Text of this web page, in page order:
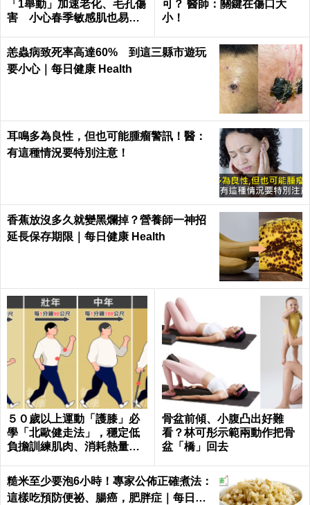
「1舉動」加速老化、毛孔傷
害 小心春季敏感肌也易失
可？ 醫師：關鍵在傷口大
小！
恙蟲病致死率高達60% 到這三縣市遊玩
要小心｜每日健康 Health
耳鳴多為良性，但也可能腫瘤警訊！醫：
有這種情況要特別注意！
香蕉放沒多久就變黑爛掉？營養師一神招
延長保存期限｜每日健康 Health
５０歲以上運動「護膝」必
學「北歐健走法」，穩定低
負擔訓練肌肉、消耗熱量｜
骨盆前傾、小腹凸出好難
看？林可彤示範兩動作把骨
盆「橋」回去
糙米至少要泡6小時！專家公佈正確煮法：
這樣吃預防便祕、腸癌，肥胖症｜每日健